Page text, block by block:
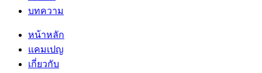
บทความ
หน้าหลัก
แคมเปญ
เกี่ยวกับ